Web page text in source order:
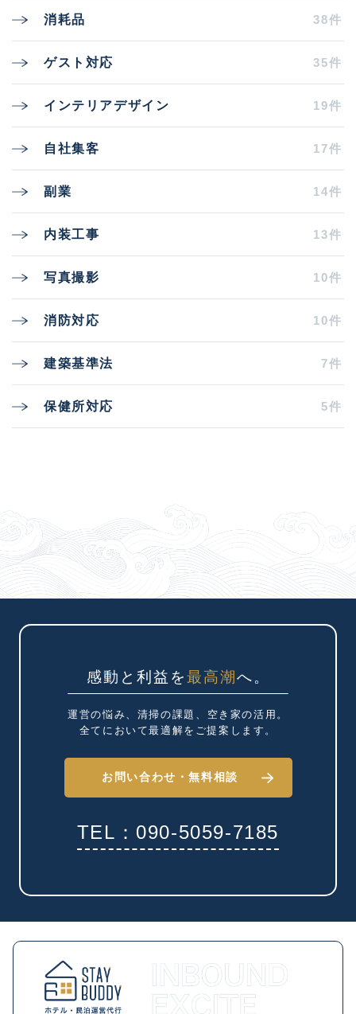
消耗品 38件
ゲスト対応 35件
インテリアデザイン 19件
自社集客 17件
副業 14件
内装工事 13件
写真撮影 10件
消防対応 10件
建築基準法 7件
保健所対応 5件
感動と利益を最高潮へ。
運営の悩み、清掃の課題、 空き家の活用。
全てにおいて最適解を ご提案します。
お問い合わせ・無料相談
TEL：090-5059-7185